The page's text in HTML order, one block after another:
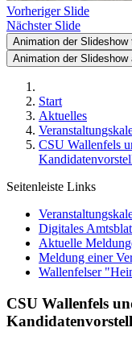
Vorheriger Slide
Nächster Slide
Animation der Slideshow
Animation der Slideshow
Start
Aktuelles
CSU Wallenfels
Seitenleiste Links
Digitales
Aktuelle
Meldung einer
Wallenfelser
CSU Wallenfels